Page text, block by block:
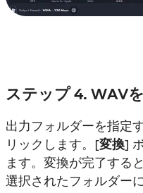
ステップ 4. WAV
出力フォルダーを指定
リックします。[変換]
ます。変換が完了する
選択されたフォルダー